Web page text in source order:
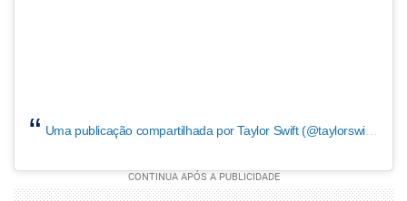
Uma publicação compartilhada por Taylor Swift (@taylorswift)